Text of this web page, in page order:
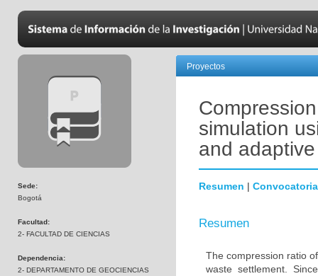
Sede:
Bogotá
Facultad:
2- FACULTAD DE CIENCIAS
Dependencia:
2- DEPARTAMENTO DE GEOCIENCIAS
Proyectos
simulation
and
Resumen | Convocatoria
Resumen
The compression ratio
waste settlement.